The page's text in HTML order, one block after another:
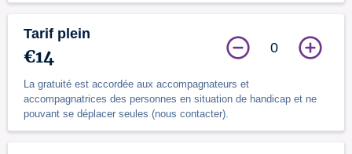
Tarif plein
€14
La gratuité est accordée aux accompagnateurs et
accompagnatrices des personnes en situation de handicap et ne
pouvant se déplacer seules (nous contacter).
0